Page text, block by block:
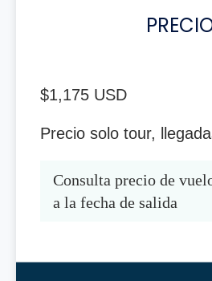
$1,175 USD
Precio solo tour,
Consulta precio de
a la fecha de salida